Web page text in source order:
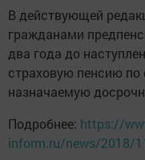
В действующей
гражданами
два года до
страховую пенсию по
назначаемую
Подробнее: https://
inform.ru/news/2018/